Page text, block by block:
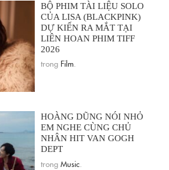
BỘ PHIM TÀI LIỆU SOLO
CỦA LISA (BLACKPINK)
DỰ KIẾN RA MẮT TẠI
LIÊN HOAN PHIM TIFF
2026
trong Film
HOÀNG DŨNG NÓI NHỎ
EM NGHE CÙNG CHỦ
NHÂN HIT VAN GOGH
DEPT
trong Music